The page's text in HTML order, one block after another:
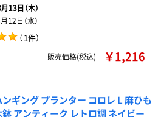
13日（木）
12日（水）
（1件）
販売価格(税込) ￥1,216
ギング プランター コロレ L 麻ひも
アンティーク レトロ調 ネイビー